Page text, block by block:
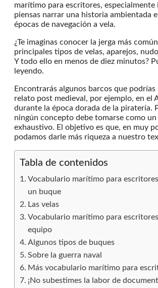
marítimo para escritores, especialmente
piensas narrar una historia ambientada
épocas de navegación a vela.
¿Te imaginas conocer la jerga más
principales tipos de velas, aparejos,
Y todo ello en menos de diez minutos?
leyendo.
Encontrarás algunos barcos que podrías
relato post medieval, por ejemplo, en el
durante la época dorada de la piratería.
ningún concepto debe tomarse como
exhaustivo. El objetivo es que, en muy
podamos darle más riqueza a nuestro
Tabla de contenidos
Vocabulario marítimo para
un buque
Las velas
Vocabulario marítimo para
equipo
Algunos tipos de buques
Sobre la guerra naval
Más vocabulario marítimo para
¡No subestimes la labor de